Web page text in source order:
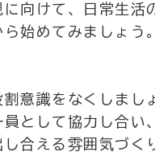
向けて、日常生
始めてみましょう。
意識をなくしまし
として協力し合い
合える雰囲気づく